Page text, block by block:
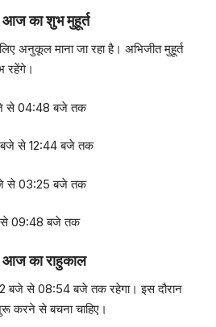
का शुभ मुहूर्त
अनुकूल माना जा रहा है। अभिजीत मुहूर्त
रहेंगे।
से 04:48 बजे तक
बजे से 12:44 बजे तक
से 03:25 बजे तक
से 09:48 बजे तक
का राहुकाल
बजे से 08:54 बजे तक रहेगा। इस दौरान
करने से बचना चाहिए।